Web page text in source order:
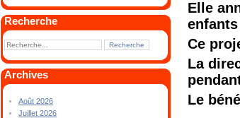
Recherche
Archives
Août 2026
Juillet 2026
Elle
enfants
Ce
La
Le